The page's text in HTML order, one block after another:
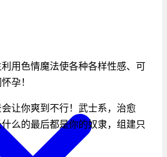
用色情魔法使各种各样性感、可
孕！
让你爽到不行！武士系，治愈
么的最后都是你的奴隶，组建只